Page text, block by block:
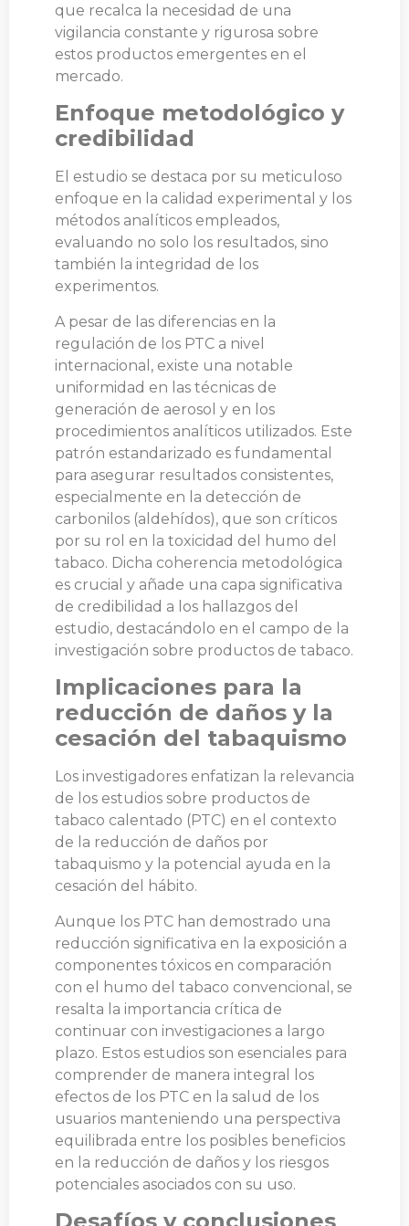
que recalca la necesidad de una
vigilancia constante y rigurosa sobre
estos productos emergentes en el
mercado.
Enfoque metodológico y
credibilidad
El estudio se destaca por su meticuloso
enfoque en la calidad experimental y los
métodos analíticos empleados,
evaluando no solo los resultados, sino
también la integridad de los
experimentos.
A pesar de las diferencias en la
regulación de los PTC a nivel
internacional, existe una notable
uniformidad en las técnicas de
generación de aerosol y en los
procedimientos analíticos utilizados. Este
patrón estandarizado es fundamental
para asegurar resultados consistentes,
especialmente en la detección de
carbonilos (aldehídos), que son críticos
por su rol en la toxicidad del humo del
tabaco. Dicha coherencia metodológica
es crucial y añade una capa significativa
de credibilidad a los hallazgos del
estudio, destacándolo en el campo de la
investigación sobre productos de tabaco.
Implicaciones para la
reducción de daños y la
cesación del tabaquismo
Los investigadores enfatizan la relevancia
de los estudios sobre productos de
tabaco calentado (PTC) en el contexto
de la reducción de daños por
tabaquismo y la potencial ayuda en la
cesación del hábito.
Aunque los PTC han demostrado una
reducción significativa en la exposición a
componentes tóxicos en comparación
con el humo del tabaco convencional, se
resalta la importancia crítica de
continuar con investigaciones a largo
plazo. Estos estudios son esenciales para
comprender de manera integral los
efectos de los PTC en la salud de los
usuarios manteniendo una perspectiva
equilibrada entre los posibles beneficios
en la reducción de daños y los riesgos
potenciales asociados con su uso.